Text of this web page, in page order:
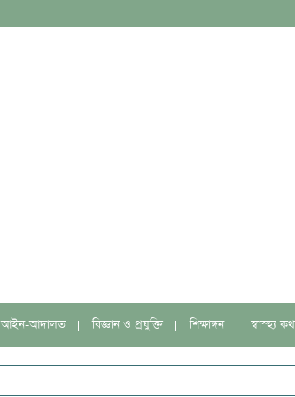
আইন-আদালত বিজ্ঞান ও প্রযুক্তি শিক্ষাঙ্গন স্বাস্হ্য